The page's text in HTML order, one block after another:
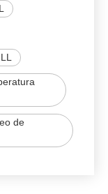
de